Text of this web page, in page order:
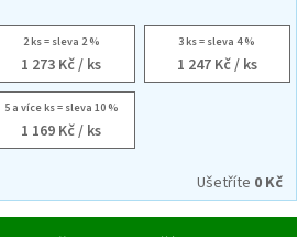
2 ks = sleva 2 %
1 273 Kč/ ks
3 ks = sleva 4 %
1 247 Kč/ ks
5 a více ks = sleva 10 %
1 169 Kč/ ks
Ušetříte 0 Kč